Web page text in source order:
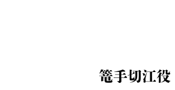
篭手切江役